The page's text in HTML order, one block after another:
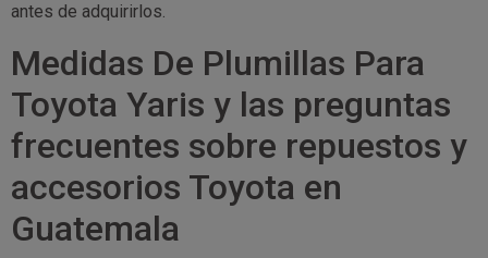
antes de adquirirlos.
Medidas De Plumillas Para
Toyota Yaris y las preguntas
frecuentes sobre repuestos y
accesorios Toyota en
Guatemala